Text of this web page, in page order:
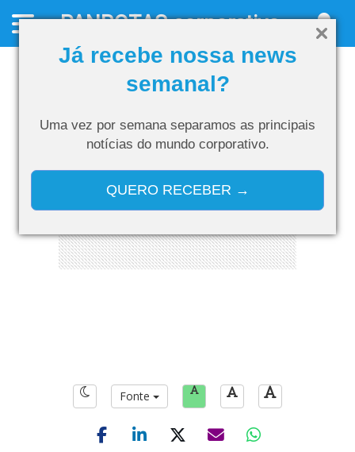
Já recebe nossa news
semanal?
Uma vez por semana separamos as principais
notícias do mundo corporativo.
QUERO RECEBER →
PANROTAScorporativo
Fonte